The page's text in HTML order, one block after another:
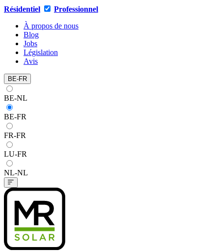
Résidentiel
Professionnel
À propos de nous
Blog
Jobs
Législation
Avis
BE-FR
BE-NL
BE-FR
FR-FR
LU-FR
NL-NL